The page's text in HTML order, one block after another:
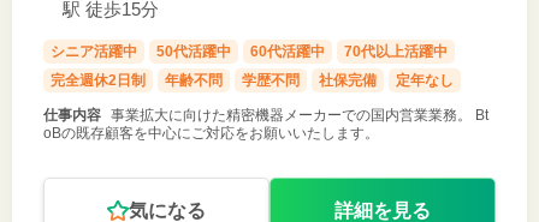
駅 徒歩15分
シニア活躍中 50代活躍中 60代活躍中
70代以上活躍中
完全週休2日制
年齢不問 学歴不問 社保完備 定年なし
仕事内容 事業拡大に向けた精密機器メーカーでの国内営業業務。 Bt
oBの既存顧客を中心にご対応をお願いいたします。
気になる 詳細を見る